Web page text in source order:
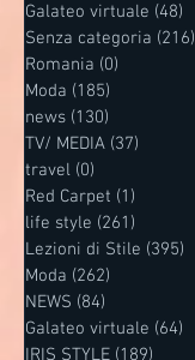
Galateo virtuale (48)
Senza categoria (216)
Romania (0)
Moda (185)
news (130)
TV/ MEDIA (37)
travel (0)
Red Carpet (1)
life style (261)
Lezioni di Stile (395)
Moda (262)
NEWS (84)
Galateo virtuale (64)
IRIS STYLE (189)